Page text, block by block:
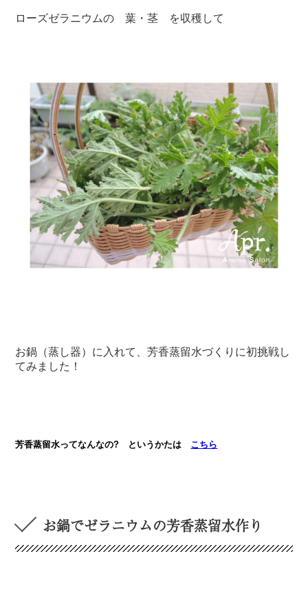
ローズゼラニウムの 葉・茎 を収穫して
お鍋（蒸し器）に入れて、芳香蒸留水づくりに初挑戦し
てみました！
芳香蒸留水ってなんなの? というかたは こちら
お鍋でゼラニウムの芳香蒸留水作り